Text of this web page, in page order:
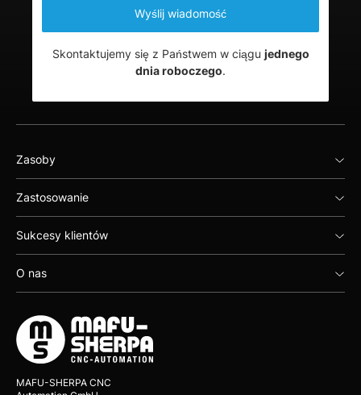
Skontaktujemy się z Państwem w ciągu jednego
dnia roboczego.
Zasoby
Zastosowanie
Sukcesy klientów
O nas
MAFU-SHERPA CNC